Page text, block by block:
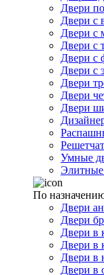
Двери
Двери с
Двери с
Двери с
Двери с
Двери с
Двери
Двери
Двери
Умные
Элитные
По
Двери
Двери
Двери в
Двери в
Двери в
Двери в